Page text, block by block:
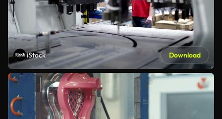
iStock Download